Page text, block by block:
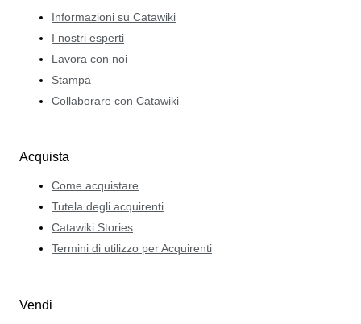
Informazioni su Catawiki
I nostri esperti
Lavora con noi
Stampa
Collaborare con Catawiki
Acquista
Come acquistare
Tutela degli acquirenti
Catawiki Stories
Termini di utilizzo per Acquirenti
Vendi